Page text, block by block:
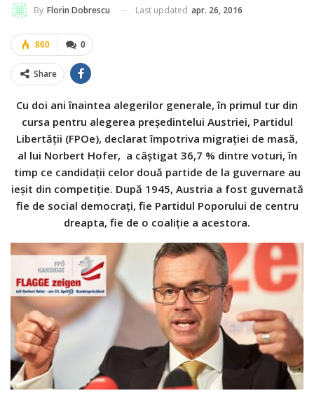
By Florin Dobrescu Last updated apr. 26, 2016
0
860
Share
Cu doi ani înaintea alegerilor generale, în primul tur din
cursa pentru alegerea preşedintelui Austriei, Partidul
Libertăţii (FPOe), declarat împotriva migraţiei de masă,
al lui Norbert Hofer, a câştigat 36,7 % dintre voturi, în
timp ce candidaţii celor două partide de la guvernare au
ieşit din competiţie. După 1945, Austria a fost guvernată
fie de social democraţi, fie Partidul Poporului de centru
dreapta, fie de o coaliţie a acestora.